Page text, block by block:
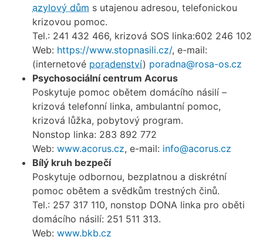
azylový dům s utajenou adresou, telefonickou
krizovou pomoc.
Tel.: 241 432 466, krizová SOS linka:602 246 102
Web: https://www.stopnasili.cz/, e-mail:
(internetové poradenství) poradna@rosa-os.cz
Psychosociální centrum Acorus
Poskytuje pomoc obětem domácího násilí –
krizová telefonní linka, ambulantní pomoc,
krizová lůžka, pobytový program.
Nonstop linka: 283 892 772
Web: www.acorus.cz, e-mail: info@acorus.cz
Bílý kruh bezpečí
Poskytuje odbornou, bezplatnou a diskrétní
pomoc obětem a svědkům trestných činů.
Tel.: 257 317 110, nonstop DONA linka pro oběti
domácího násilí: 251 511 313.
Web: www.bkb.cz